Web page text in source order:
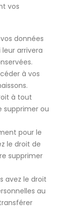
vos
données
arrivera
à vos
à tout
supprimer ou
pour le
le droit de
supprimer
avez le droit
au